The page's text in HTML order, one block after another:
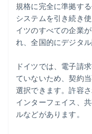
規格に完全に準拠す
システムを引き続き
イツのすべての企業
れ、全国的にデジタ
ドイツでは、電子請
ていないため、契約
選択できます。許容
インターフェイス、
ルなどがあります。